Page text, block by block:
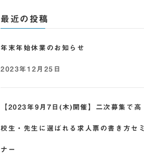
最近の投稿
年末年始休業のお知らせ
2023年12月25日
【2023年9月7日(木)開催】二次募集で高
校生・先生に選ばれる求人票の書き方セミ
ナー